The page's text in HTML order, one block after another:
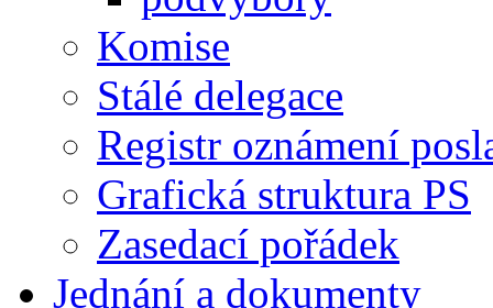
Komise
Stálé delegace
Registr oznámení
Grafická struktura PS
Zasedací pořádek
Jednání a dokumenty